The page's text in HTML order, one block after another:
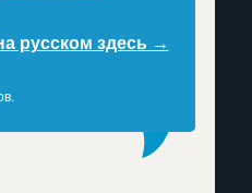
русском здесь →